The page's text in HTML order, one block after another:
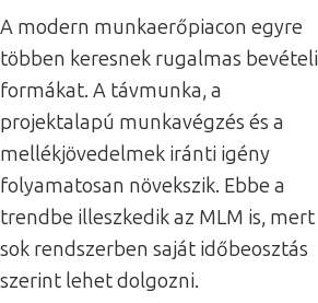
A modern munkaerőpiacon egyre
többen keresnek rugalmas bevételi
formákat. A távmunka, a
projektalapú munkavégzés és a
mellékjövedelmek iránti igény
folyamatosan növekszik. Ebbe a
trendbe illeszkedik az MLM is, mert
sok rendszerben saját időbeosztás
szerint lehet dolgozni.